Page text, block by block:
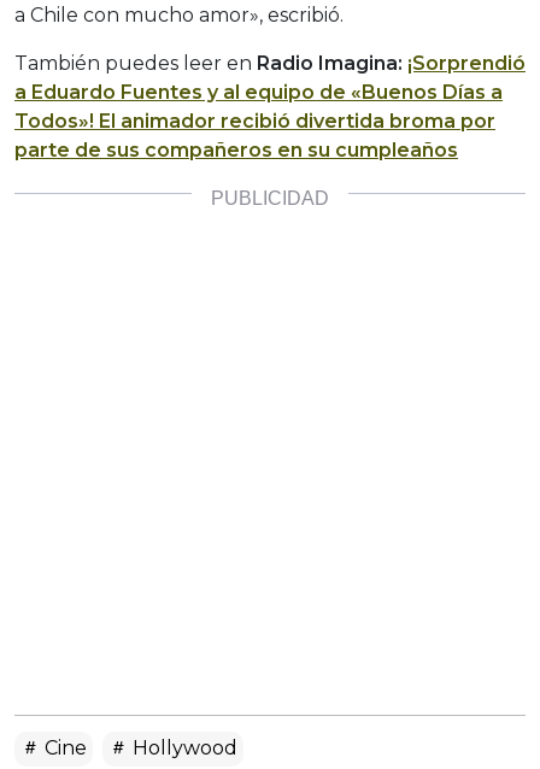
a Chile con mucho amor», escribió.
También puedes leer en Radio Imagina: ¡Sorprendió
a Eduardo Fuentes y al equipo de «Buenos Días a
Todos»! El animador recibió divertida broma por
parte de sus compañeros en su cumpleaños
Cine Hollywood